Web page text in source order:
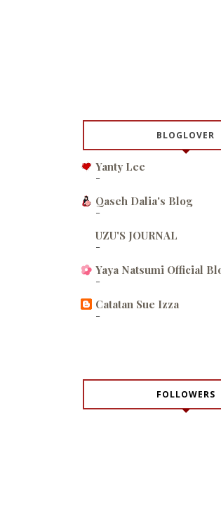
BLOGLOVER
Yanty Lee
-
Qaseh Dalia's Blog
-
UZU'S JOURNAL
-
Yaya Natsumi Official
-
Catatan Sue Izza
-
FOLLOWERS